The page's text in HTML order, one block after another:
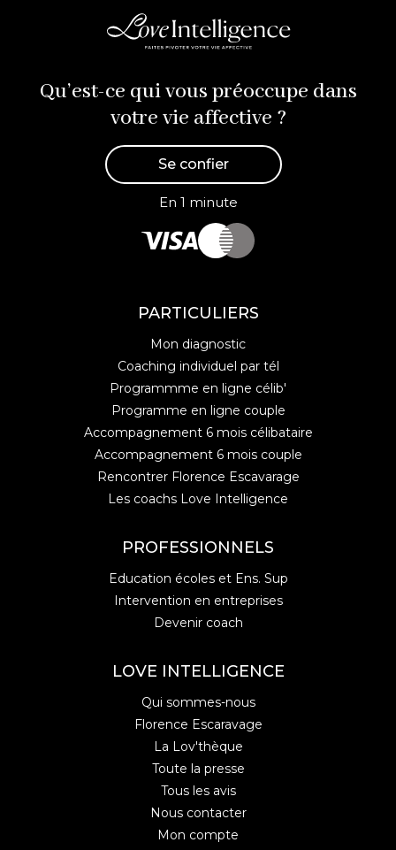
Qu’est-ce qui vous préoccupe dans
votre vie affective ?
Se confier
En 1 minute
PARTICULIERS
Mon diagnostic
Coaching individuel par tél
Programmme en ligne célib'
Programme en ligne couple
Accompagnement 6 mois célibataire
Accompagnement 6 mois couple
Rencontrer Florence Escavarage
Les coachs Love Intelligence
PROFESSIONNELS
Education écoles et Ens. Sup
Intervention en entreprises
Devenir coach
LOVE INTELLIGENCE
Qui sommes-nous
Florence Escaravage
La Lov'thèque
Toute la presse
Tous les avis
Nous contacter
Mon compte